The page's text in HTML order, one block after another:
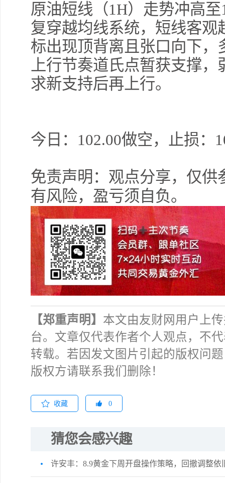
原油短线（1H）走势冲高
复穿越均线系统，短线客
标出现顶背离且张口向下
上行节奏道氏点暂获支撑
求新支持后再上行。
今日：102.00做空，止损：
免责声明：观点分享，仅
有风险，盈亏须自负。
【郑重声明】 本文由友财网用户上
台。文章仅代表作者个人观点，不
转载。若因发文图片引起的版权问
版权方请联系我们删除！
收藏 0
猜您会感兴趣
许安丰：8.9黄金下周开盘操作策略，回撤调整依